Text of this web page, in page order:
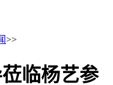
>>
临杨艺参